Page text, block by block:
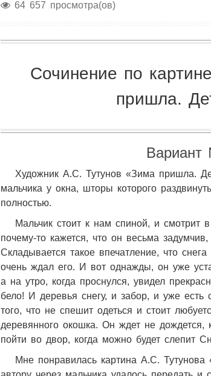
64 657 просмотра(ов)
Сочинение по
пришла.
Художник А.С. Тутунов «Зима пришла.
мальчика у окна, шторы которого
полностью.
Мальчик стоит к нам спиной, и смотрит
почему-то кажется, что он весьма
Складывается такое впечатление, что
очень ждал его. И вот однажды, он уже
а на утро, когда проснулся, увидел
бело! И деревья снегу, и забор, и уже есть
того, что не спешит одеться и стоит
деревянного окошка. Он ждет не дождется,
пойти во двор, когда можно будет слепит
Мне понравилась картина А.С. Тутунова